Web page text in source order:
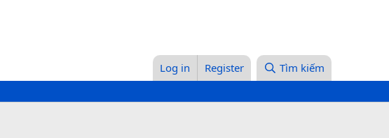
Log in Register Tìm kiếm